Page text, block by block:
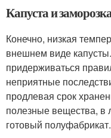
Капуста и
Конечно, низкая
внешнем виде
придерживаться
неприятные
продлевая срок
полезные вещества, в
готовый полуфабрикат.